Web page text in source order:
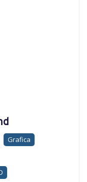
Grafica